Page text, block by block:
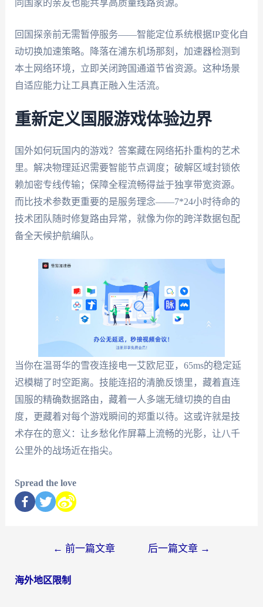
同国家的亲友也能共享高质量线路资源。
回国探亲前无需暂停服务——智能定位系统根据IP变化自
动切换加速策略。降落在浦东机场那刻，加速器检测到
本土网络环境，立即关闭跨国通道节省资源。这种场景
自适应能力让工具真正融入生活流。
重新定义国服游戏体验边界
国外如何玩国内的游戏？答案藏在网络拓扑重构的艺术
里。解决物理延迟需要智能节点调度；破解区域封锁依
赖加密专线传输；保障全程流畅得益于独享带宽资源。
而比技术参数更重要的是服务理念——7*24小时待命的
技术团队随时修复路由异常，就像为你的跨洋数据包配
备全天候护航编队。
当你在温哥华的雪夜连接电一艾欧尼亚，65ms的稳定延
迟模糊了时空距离。技能连招的清脆反馈里，藏着直连
国服的精确数据路由，藏着一人多端无缝切换的自由
度，更藏着对每个游戏瞬间的郑重以待。这或许就是技
术存在的意义：让乡愁化作屏幕上流畅的光影，让八千
公里外的战场近在指尖。
Spread the love
← 前一篇文章 后一篇文章 →
海外地区限制